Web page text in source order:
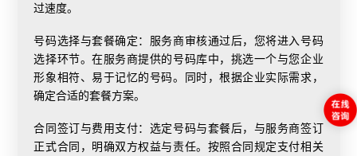
过速度。
号码选择与套餐确定：服务商审核通过后，您将进入号码
选择环节。在服务商提供的号码库中，挑选一个与您企业
形象相符、易于记忆的号码。同时，根据企业实际需求，
确定合适的套餐方案。
合同签订与费用支付：选定号码与套餐后，与服务商签订
正式合同，明确双方权益与责任。按照合同规定支付相关